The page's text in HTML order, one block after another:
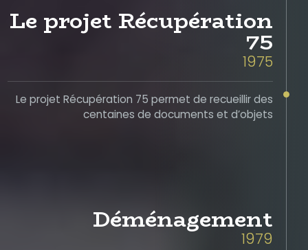
Le projet Récupération
75
1975
Le projet Récupération 75 permet de recueillir des
centaines de documents et d’objets
Déménagement
1979